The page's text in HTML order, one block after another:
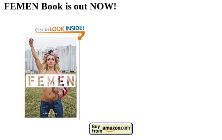
FEMEN Book is out NOW!